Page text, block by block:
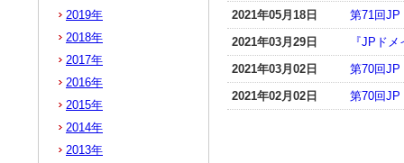
2021年05月18日
第71回JP
2021年03月29日
『JPド
2021年03月02日
第70回JP
2021年02月02日
第70回JP
2019年
2018年
2017年
2016年
2015年
2014年
2013年